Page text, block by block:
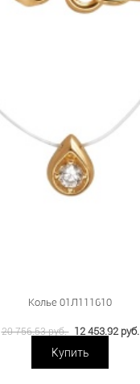
Колье 01Л111610
20 756.53 руб. 12 453.92 руб.
Купить